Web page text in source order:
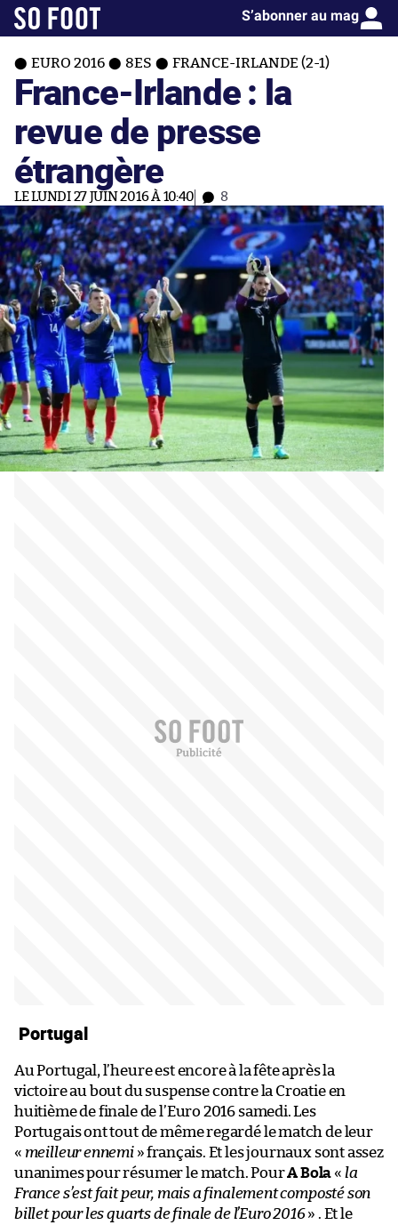
S’abonner au mag
EURO 2016 8ES FRANCE-IRLANDE (2-1)
France-Irlande : la
revue de presse
étrangère
LE LUNDI 27 JUIN 2016 À 10:40 8
Portugal
Au Portugal, l’heure est encore à la fête après la
victoire au bout du suspense contre la Croatie en
huitième de finale de l’Euro 2016 samedi. Les
Portugais ont tout de même regardé le match de leur
« meilleur ennemi» français. Et les journaux sont assez
unanimes pour résumer le match. PourA Bola « la
France s’est fait peur, mais a finalement composté son
billet pour les quarts de finale de l’Euro 2016» . Et le